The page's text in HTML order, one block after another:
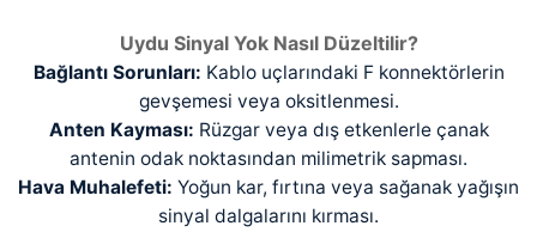
Uydu Sinyal Yok Nasıl Düzeltilir?
Bağlantı Sorunları: Kablo uçlarındaki F konnektörlerin
gevşemesi veya oksitlenmesi.
Anten Kayması: Rüzgar veya dış etkenlerle çanak
antenin odak noktasından milimetrik sapması.
Hava Muhalefeti: Yoğun kar, fırtına veya sağanak yağışın
sinyal dalgalarını kırması.